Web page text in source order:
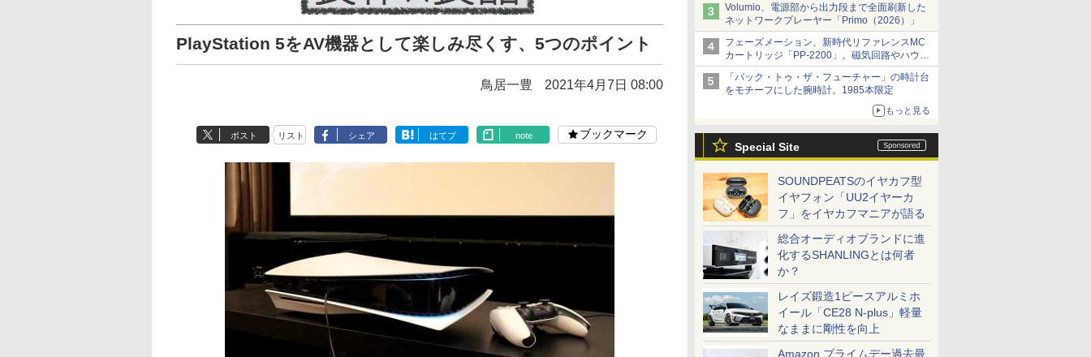
Volumio、電源部から出力段まで全面刷新した
ネットワークプレーヤー「Primo（2026）」
フェーズメーション、新時代リファレンスMC
カートリッジ「PP-2200」。磁気回路やハウジ
ングを根本から見直し
「バック・トゥ・ザ・フューチャー」の時計台
をモチーフにした腕時計。1985本限定
もっと見る
Special Site
SOUNDPEATSのイヤカフ型
イヤフォン「UU2イヤーカ
フ」をイヤカフマニアが語る
総合オーディオブランドに進
化するSHANLINGとは何者
か？
レイズ鍛造1ピースアルミホ
イール「CE28 N-plus」軽量
なままに剛性を向上
Amazon プライムデー過去最
PlayStation 5をAV機器として楽しみ尽くす、5つのポイント
鳥居一豊 2021年4月7日 08:00
ポスト リスト シェア はてブ note ブックマーク